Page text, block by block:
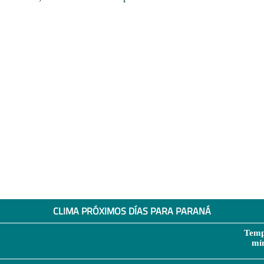
CLIMA PRÓXIMOS DÍAS PARA PARANÁ